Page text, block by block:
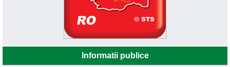
Informatii publice